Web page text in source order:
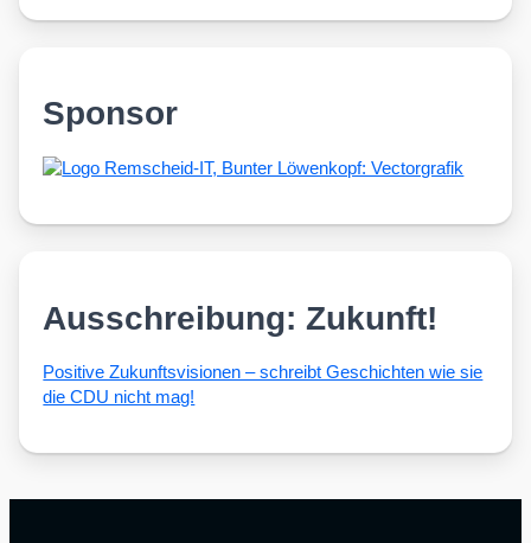
Sponsor
Ausschreibung: Zukunft!
Posi­ti­ve Zukunfts­vi­sio­nen – schreibt Geschich­ten wie sie
die CDU nicht mag!